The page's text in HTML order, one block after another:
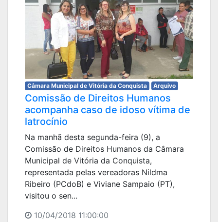
Câmara Municipal de Vitória da Conquista Arquivo
Comissão de Direitos Humanos
acompanha caso de idoso vítima de
latrocínio
Na manhã desta segunda-feira (9), a
Comissão de Direitos Humanos da Câmara
Municipal de Vitória da Conquista,
representada pelas vereadoras Nildma
Ribeiro (PCdoB) e Viviane Sampaio (PT),
visitou o sen...
10/04/2018 11:00:00